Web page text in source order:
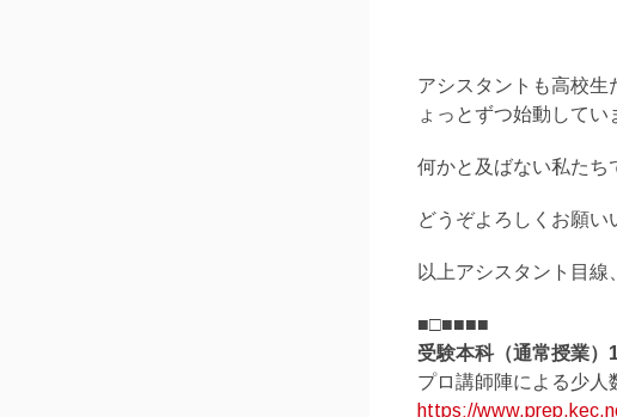
アシスタントも高校生
ょっとずつ始動してい
何かと及ばない私たち
どうぞよろしくお願い
以上アシスタント目線
■□■■■■
受験本科（通常授業）
プロ講師陣による少人
https://